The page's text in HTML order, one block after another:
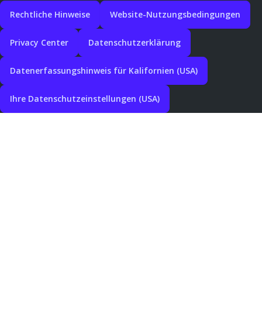
Rechtliche Hinweise Website-Nutzungsbedingungen
Privacy Center Datenschutzerklärung
Datenerfassungshinweis für Kalifornien (USA)
Ihre Datenschutzeinstellungen (USA)